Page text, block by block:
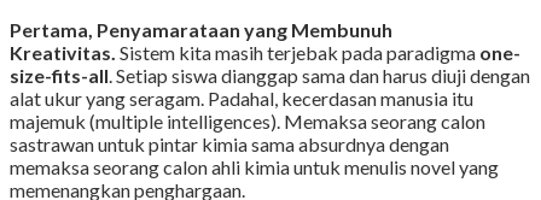
Pertama, Penyamarataan yang Membunuh
Kreativitas. Sistem kita masih terjebak pada paradigma one-
size-fits-all . Setiap siswa dianggap sama dan harus diuji dengan
alat ukur yang seragam. Padahal, kecerdasan manusia itu
majemuk (multiple intelligences). Memaksa seorang calon
sastrawan untuk pintar kimia sama absurdnya dengan
memaksa seorang calon ahli kimia untuk menulis novel yang
memenangkan penghargaan.